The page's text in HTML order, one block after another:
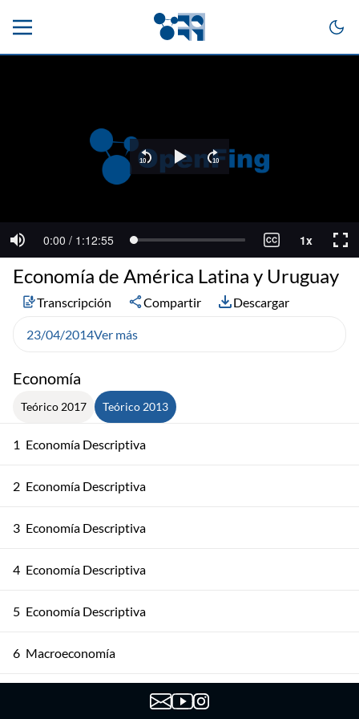
Economía
Teórico 2017 Teórico 2013
1 Economía Descriptiva
2 Economía Descriptiva
3 Economía Descriptiva
4 Economía Descriptiva
5 Economía Descriptiva
6 Macroeconomía
Economía de América Latina y Uruguay
Transcripción Compartir Descargar
23/04/2014Ver más